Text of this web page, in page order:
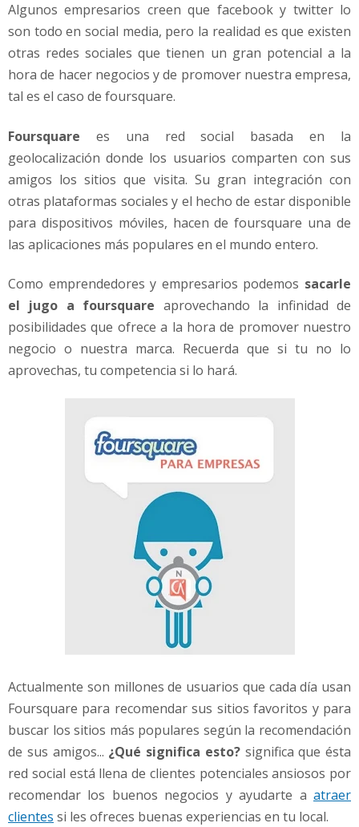
i
o
s
Algunos empresarios creen que facebook y twitter lo
son todo en social media, pero la realidad es que existen
otras redes sociales que tienen un gran potencial a la
hora de hacer negocios y de promover nuestra empresa,
tal es el caso de foursquare.
Foursquare es una red social basada en la
geolocalización donde los usuarios comparten con sus
amigos los sitios que visita. Su gran integración con
otras plataformas sociales y el hecho de estar disponible
para dispositivos móviles, hacen de foursquare una de
las aplicaciones más populares en el mundo entero.
Como emprendedores y empresarios podemos sacarle
el jugo a foursquare aprovechando la infinidad de
posibilidades que ofrece a la hora de promover nuestro
negocio o nuestra marca. Recuerda que si tu no lo
aprovechas, tu competencia si lo hará.
Actualmente son millones de usuarios que cada día usan
Foursquare para recomendar sus sitios favoritos y para
buscar los sitios más populares según la recomendación
de sus amigos... ¿Qué significa esto?significa que ésta
red social está llena de clientes potenciales ansiosos por
recomendar los buenos negocios y ayudarte a atraer
clientes si les ofreces buenas experiencias en tu local.